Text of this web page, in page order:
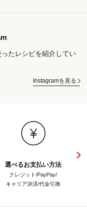
たレシピを紹介してい
Instagramを見る
選べるお支払い方法
クレジット/PayPay/
キャリア決済/代金引換